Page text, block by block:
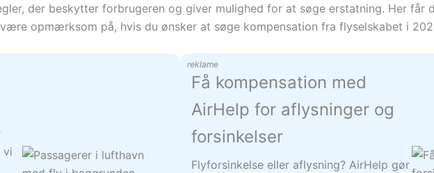
der beskytter forbrugeren og giver mulighed for at søge erstatning. Her får
opmærksom på, hvis du ønsker at søge kompensation fra flyselskabet i
vi
reklame
Få kompensation med
AirHelp for aflysninger og
forsinkelser
Flyforsinkelse eller aflysning? AirHelp gør